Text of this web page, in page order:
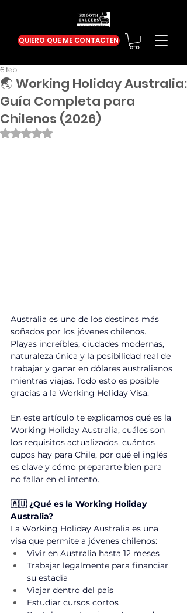
QUIERO QUE ME CONTACTEN
🌏 Working Holiday Australia:
Guía Completa para
Chilenos (2026)
6 feb
Obtuvo NaN de 5 estrellas.
Australia es uno de los destinos más
soñados por los jóvenes chilenos.
Playas increíbles, ciudades modernas,
naturaleza única y la posibilidad real de
trabajar y ganar en dólares australianos
mientras viajas. Todo esto es posible
gracias a la Working Holiday Visa.
En este artículo te explicamos qué es la
Working Holiday Australia, cuáles son
los requisitos actualizados, cuántos
cupos hay para Chile, por qué el inglés
es clave y cómo prepararte bien para
no fallar en el intento.
🇦🇺 ¿Qué es la Working Holiday
Australia?
La Working Holiday Australia es una
visa que permite a jóvenes chilenos:
Vivir en Australia hasta 12 meses
Trabajar legalmente para financiar
su estadía
Viajar dentro del país
Estudiar cursos cortos